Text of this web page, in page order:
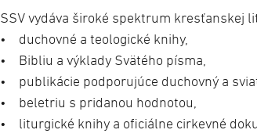
SSV vydáva široké spektrum kresťanskej
• duchovné a teologické knihy,
• Bibliu a výklady Svätého písma,
• publikácie podporujúce duchovný a
• beletriu s pridanou hodnotou,
• liturgické knihy a oficiálne cirkevné